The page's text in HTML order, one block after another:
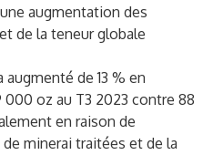
augmentation des
de la teneur globale
augmenté de 13 % en
oz au T3 2023 contre 88
en raison de
minerai traitées et de la